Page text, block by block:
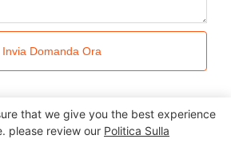
Invia Domanda Ora
2024 Kingkonree International China
that we give you the best experience
please review our Politica Sulla